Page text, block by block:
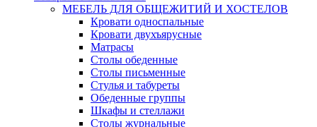
МЕБЕЛЬ ДЛЯ ОБЩЕЖИТИЙ И ХОСТЕЛОВ
Кровати односпальные
Кровати двухъярусные
Матрасы
Столы обеденные
Столы письменные
Стулья и табуреты
Обеденные группы
Шкафы и стеллажи
Столы журнальные